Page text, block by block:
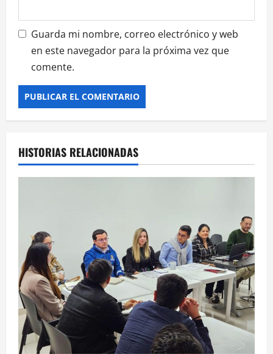
Guarda mi nombre, correo electrónico y web
en este navegador para la próxima vez que
comente.
HISTORIAS RELACIONADAS